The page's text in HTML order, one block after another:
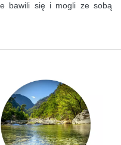
bawili się i mogli ze sobą